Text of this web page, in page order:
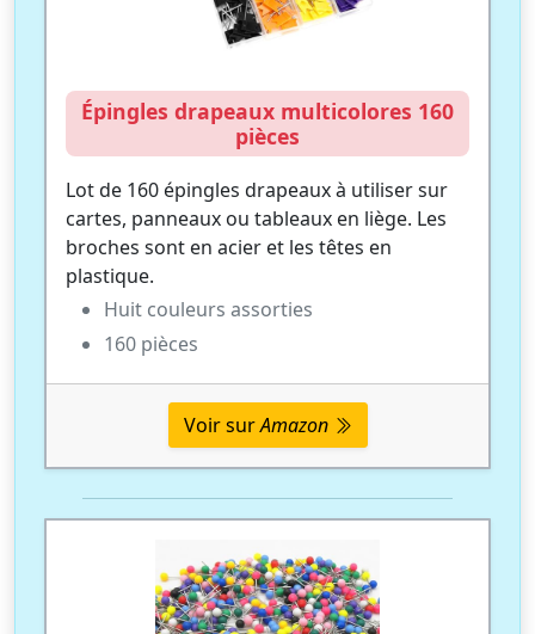
Épingles drapeaux multicolores 160
pièces
Lot de 160 épingles drapeaux à utiliser sur
cartes, panneaux ou tableaux en liège. Les
broches sont en acier et les têtes en
plastique.
Huit couleurs assorties
160 pièces
Voir surAmazon